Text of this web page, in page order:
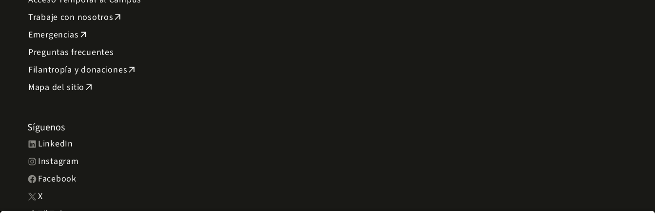
Trabaje con nosotrosarrow_outward
Emergencias arrow_outward
Preguntas frecuentes
Filantropía y donacionesarrow_outward
Mapa del sitio arrow_outward
Síguenos
LinkedIn
Instagram
Facebook
X
TikTok